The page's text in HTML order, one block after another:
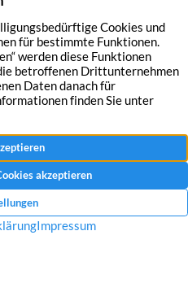
Sie sich mit der Erfassung, Speicherung
zum Zweck der Bearbeitung Ihrer
und Widerrufshinweise